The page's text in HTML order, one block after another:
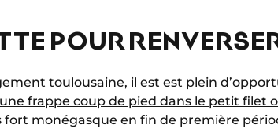
POUR
toulousaine, il est est plein
une frappe coup de pied dans le petit filet
monégasque en fin de première